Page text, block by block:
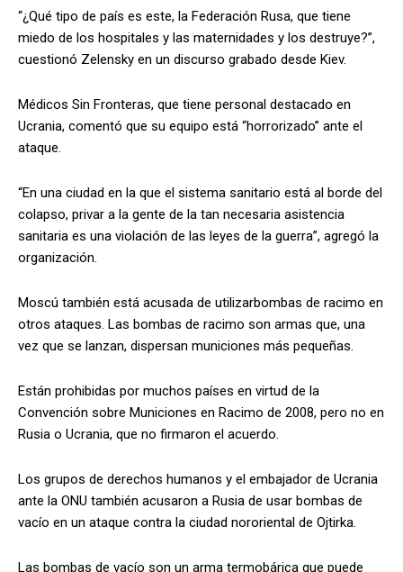
“¿Qué tipo de país es este, la Federación Rusa, que tiene
miedo de los hospitales y las maternidades y los destruye?”,
cuestionó Zelensky en un discurso grabado desde Kiev.
Médicos Sin Fronteras, que tiene personal destacado en
Ucrania, comentó que su equipo está “horrorizado” ante el
ataque.
“En una ciudad en la que el sistema sanitario está al borde del
colapso, privar a la gente de la tan necesaria asistencia
sanitaria es una violación de las leyes de la guerra”, agregó la
organización.
Moscú también está acusada de utilizarbombas de racimo en
otros ataques. Las bombas de racimo son armas que, una
vez que se lanzan, dispersan municiones más pequeñas.
Están prohibidas por muchos países en virtud de la
Convención sobre Municiones en Racimo de 2008, pero no en
Rusia o Ucrania, que no firmaron el acuerdo.
Los grupos de derechos humanos y el embajador de Ucrania
ante la ONU también acusaron a Rusia de usar bombas de
vacío en un ataque contra la ciudad nororiental de Ojtirka.
Las bombas de vacío son un arma termobárica que puede